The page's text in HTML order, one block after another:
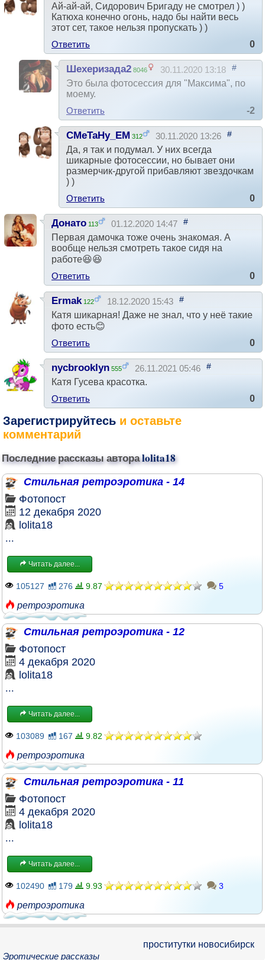
Ай-ай-ай, Сидорович Бригаду не смотрел ) )
Катюха конечно огонь, надо бы найти весь
этот сет, такое нельзя пропускать ) )
Ответить
0
Шехеризада2 8046 30.11.2020 13:18 #
Это была фотосессия для "Максима", по
моему.
Ответить
-2
CMeTaHy_EM 312 30.11.2020 13:26 #
Да, я так и подумал. У них всегда
шикарные фотосессии, но бывает они
размерчик-другой прибавляют звездочкам
) )
Ответить
0
Донато 113 01.12.2020 14:47 #
Первая дамочка тоже очень знакомая. А
вообще нельзя смотреть такое сидя на
работе😆😆
Ответить
0
Ermak 122 18.12.2020 15:43 #
Катя шикарная! Даже не знал, что у неё такие
фото есть😊
Ответить
0
nycbrooklyn 555 26.11.2021 05:46 #
Катя Гусева красотка.
Ответить
0
Зарегистрируйтесь и оставьте
комментарий
Последние рассказы автораlolita18
Стильная ретроэротика - 14
Фотопост
12 декабря 2020
lolita18
...
Читать далее...
105127 276 9.87 5
ретроэротика
Стильная ретроэротика - 12
Фотопост
4 декабря 2020
lolita18
...
Читать далее...
103089 167 9.82
ретроэротика
Стильная ретроэротика - 11
Фотопост
4 декабря 2020
lolita18
...
Читать далее...
102490 179 9.93 3
ретроэротика
Эротические рассказы
проститутки новосибирск